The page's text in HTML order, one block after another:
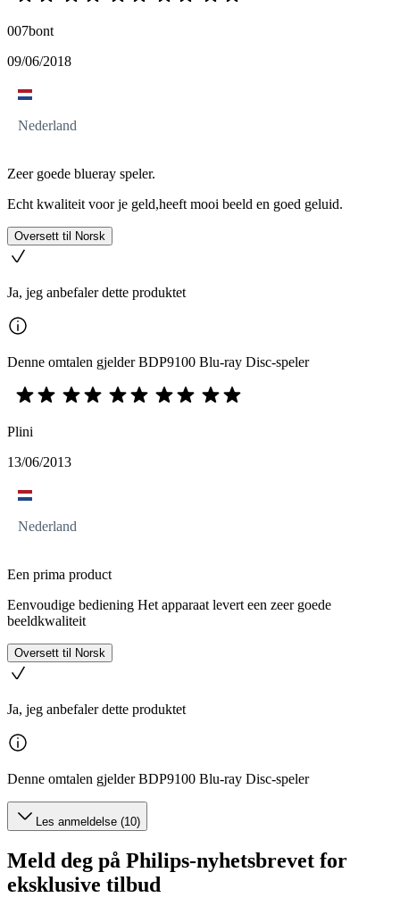
007bont
09/06/2018
Nederland
Zeer goede blueray speler.
Echt kwaliteit voor je geld,heeft mooi beeld en goed geluid.
Oversett til Norsk
Ja, jeg anbefaler dette produktet
Denne omtalen gjelder BDP9100 Blu-ray Disc-speler
Plini
13/06/2013
Nederland
Een prima product
Eenvoudige bediening Het apparaat levert een zeer goede
beeldkwaliteit
Oversett til Norsk
Ja, jeg anbefaler dette produktet
Denne omtalen gjelder BDP9100 Blu-ray Disc-speler
Les anmeldelse (10)
Meld deg på Philips-nyhetsbrevet for
eksklusive tilbud